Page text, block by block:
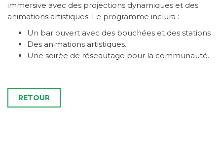
immersive avec des projections dynamiques et des
animations artistiques. Le programme inclura :
Un bar ouvert avec des bouchées et des stations
Des animations artistiques.
Une soirée de réseautage pour la communauté.
RETOUR